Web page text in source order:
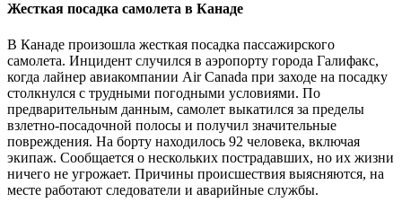
Жесткая посадка самолета в Канаде
В Канаде произошла жесткая посадка пассажирского
самолета. Инцидент случился в аэропорту города Галифакс,
когда лайнер авиакомпании Air Canada при заходе на посадку
столкнулся с трудными погодными условиями. По
предварительным данным, самолет выкатился за пределы
взлетно-посадочной полосы и получил значительные
повреждения. На борту находилось 92 человека, включая
экипаж. Сообщается о нескольких пострадавших, но их жизни
ничего не угрожает. Причины происшествия выясняются, на
месте работают следователи и аварийные службы.